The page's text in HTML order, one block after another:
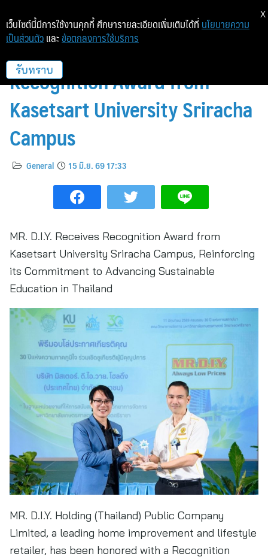
MR. D.I.Y. Receives
Recognition Award from
Kasetsart University Sriracha
Campus
General 15 มิ.ย. 69 17:33
MR. D.I.Y. Receives Recognition Award from
Kasetsart University Sriracha Campus, Reinforcing
its Commitment to Advancing Sustainable
Education in Thailand
MR. D.I.Y. Holding (Thailand) Public Company
Limited, a leading home improvement and lifestyle
retailer, has been honored with a Recognition
เว็บไซต์นี้มีการใช้งานคุกกี้ ศึกษารายละเอียดเพิ่มเติมได้ที่ นโยบายความ
เป็นส่วนตัว และ ข้อตกลงการใช้บริการ
รับทราบ
X